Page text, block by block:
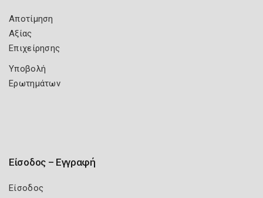
Αποτίμηση
Αξίας
Επιχείρησης
Υποβολή
Ερωτημάτων
Είσοδος – Εγγραφή
Είσοδος